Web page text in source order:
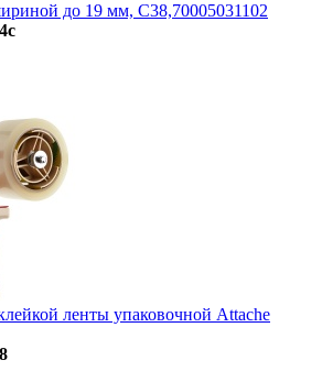
до 19 мм, С38,70005031102
ленты упаковочной Attache